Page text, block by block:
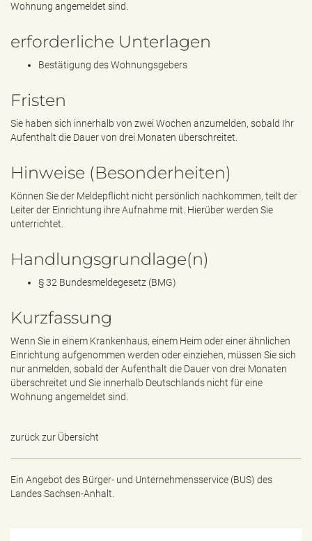
Wohnung angemeldet sind.
erforderliche Unterlagen
Bestätigung des Wohnungsgebers
Fristen
Sie haben sich innerhalb von zwei Wochen anzumelden, sobald Ihr
Aufenthalt die Dauer von drei Monaten überschreitet.
Hinweise (Besonderheiten)
Können Sie der Meldepflicht nicht persönlich nachkommen, teilt der
Leiter der Einrichtung ihre Aufnahme mit. Hierüber werden Sie
unterrichtet.
Handlungsgrundlage(n)
§ 32 Bundesmeldegesetz (BMG)
Kurzfassung
Wenn Sie in einem Krankenhaus, einem Heim oder einer ähnlichen
Einrichtung aufgenommen werden oder einziehen, müssen Sie sich
nur anmelden, sobald der Aufenthalt die Dauer von drei Monaten
überschreitet und Sie innerhalb Deutschlands nicht für eine
Wohnung angemeldet sind.
zurück zur Übersicht
Ein Angebot des Bürger- und Unternehmensservice (BUS) des
Landes Sachsen-Anhalt.